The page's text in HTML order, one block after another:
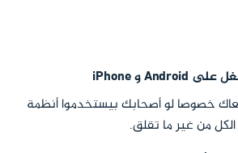
خصوصا لو أصحابك بيستخدموا أنظمة
من غير ما تقلق.